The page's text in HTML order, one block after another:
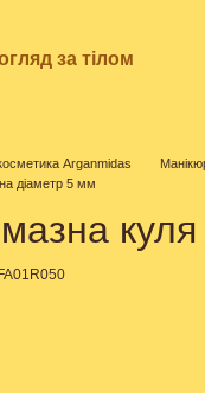
за тілом
Arganmidas
діаметр 5 мм